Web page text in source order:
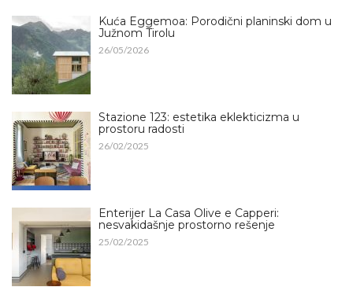
Kuća Eggemoa: Porodični planinski dom u
Južnom Tirolu
26/05/2026
Stazione 123: estetika eklekticizma u
prostoru radosti
26/02/2025
Enterijer La Casa Olive e Capperi:
nesvakidašnje prostorno rešenje
25/02/2025